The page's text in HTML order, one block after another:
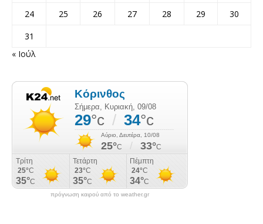
24
25 26 27 28 29
30
31
« Ιούλ
πρόγνωση καιρού από το weather.gr